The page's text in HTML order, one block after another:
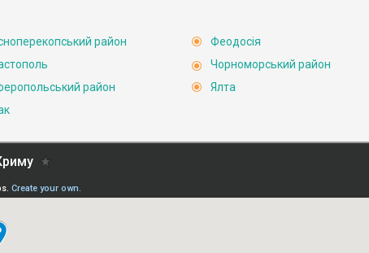
район
район
Феодосія
Чорноморський район
Ялта